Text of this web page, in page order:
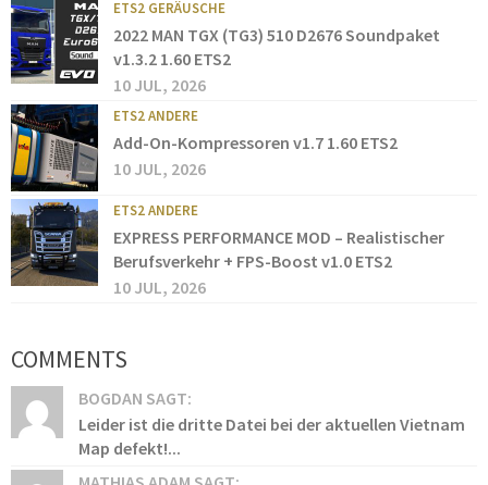
ETS2 GERÄUSCHE
2022 MAN TGX (TG3) 510 D2676 Soundpaket
v1.3.2 1.60 ETS2
10 JUL, 2026
ETS2 ANDERE
Add-On-Kompressoren v1.7 1.60 ETS2
10 JUL, 2026
ETS2 ANDERE
EXPRESS PERFORMANCE MOD – Realistischer
Berufsverkehr + FPS-Boost v1.0 ETS2
10 JUL, 2026
COMMENTS
BOGDAN SAGT:
Leider ist die dritte Datei bei der aktuellen Vietnam
Map defekt!...